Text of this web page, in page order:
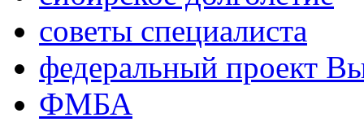
советы специалиста
федеральный проект
ФМБА